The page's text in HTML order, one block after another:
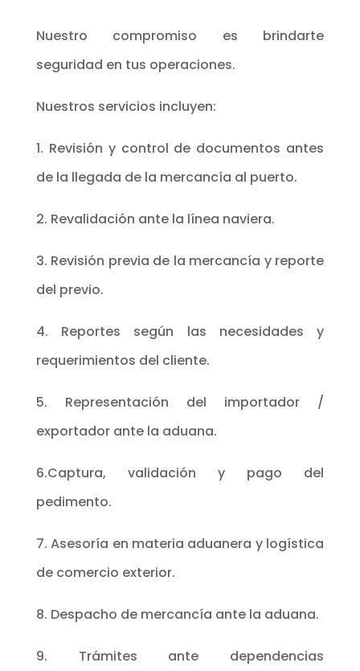
Nuestro compromiso es brindarte
seguridad en tus operaciones.
Nuestros servicios incluyen:
1. Revisión y control de documentos antes
de la llegada de la mercancía al puerto.
2. Revalidación ante la línea naviera.
3. Revisión previa de la mercancía y reporte
del previo.
4. Reportes según las necesidades y
requerimientos del cliente.
5. Representación del importador /
exportador ante la aduana.
6.Captura, validación y pago del
pedimento.
7. Asesoría en materia aduanera y logística
de comercio exterior.
8. Despacho de mercancía ante la aduana.
9. Trámites ante dependencias